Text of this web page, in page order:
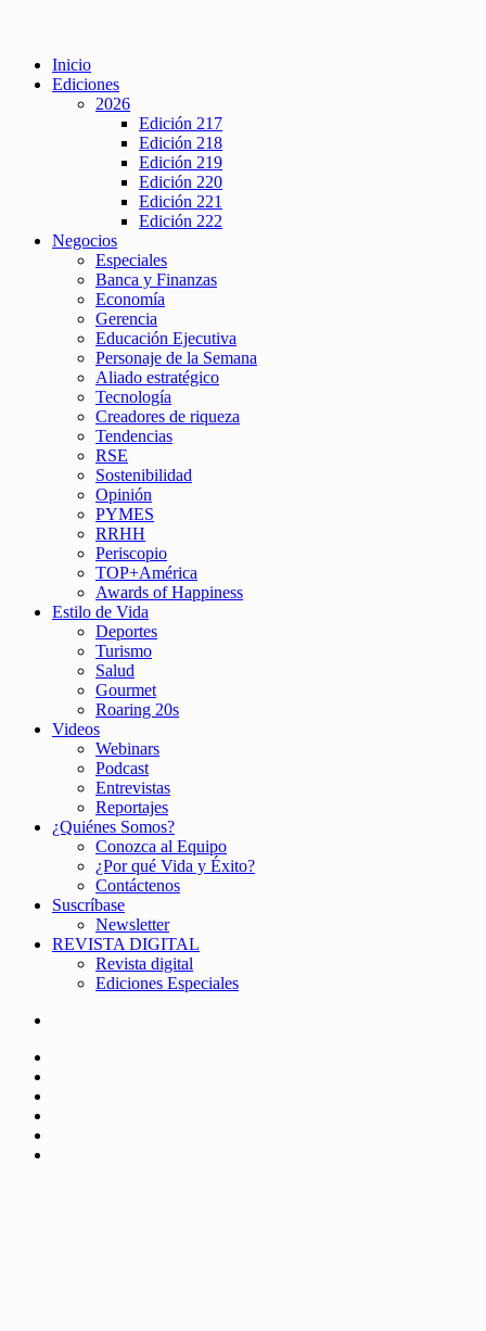
Inicio
Ediciones
2026
Edición 217
Edición 218
Edición 219
Edición 220
Edición 221
Edición 222
Negocios
Especiales
Banca y Finanzas
Economía
Gerencia
Educación Ejecutiva
Personaje de la Semana
Aliado estratégico
Tecnología
Creadores de riqueza
Tendencias
RSE
Sostenibilidad
Opinión
PYMES
RRHH
Periscopio
TOP+América
Awards of Happiness
Estilo de Vida
Deportes
Turismo
Salud
Gourmet
Roaring 20s
Videos
Webinars
Podcast
Entrevistas
Reportajes
¿Quiénes Somos?
Conozca al Equipo
¿Por qué Vida y Éxito?
Contáctenos
Suscríbase
Newsletter
REVISTA DIGITAL
Revista digital
Ediciones Especiales